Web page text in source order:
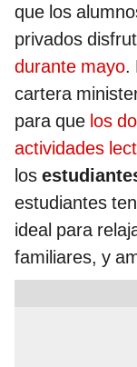
que los
privados
durante mayo.
cartera
para que los
actividades
los
estudiantes
ideal para
familiares, y